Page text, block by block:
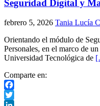
Seguridad Digital y
febrero 5, 2026 Tania Lucía
Orientando el módulo de
Personales, en el marco de
Universidad Tecnológica de
Comparte en:
Facebook